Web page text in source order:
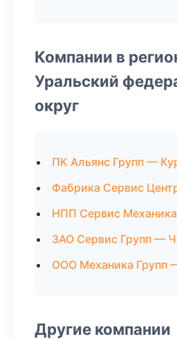
Компании в
Уральский
округ
ПК Альянс Групп —
Фабрика Сервис
НПП Сервис
ЗАО Сервис Групп —
ООО Механика Групп
Другие компании